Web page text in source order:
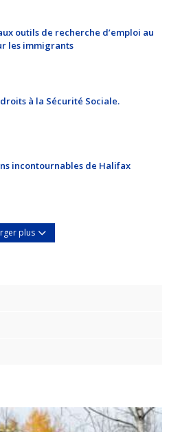
outils de recherche d’emploi au
les immigrants
à la Sécurité Sociale.
incontournables de Halifax
plus